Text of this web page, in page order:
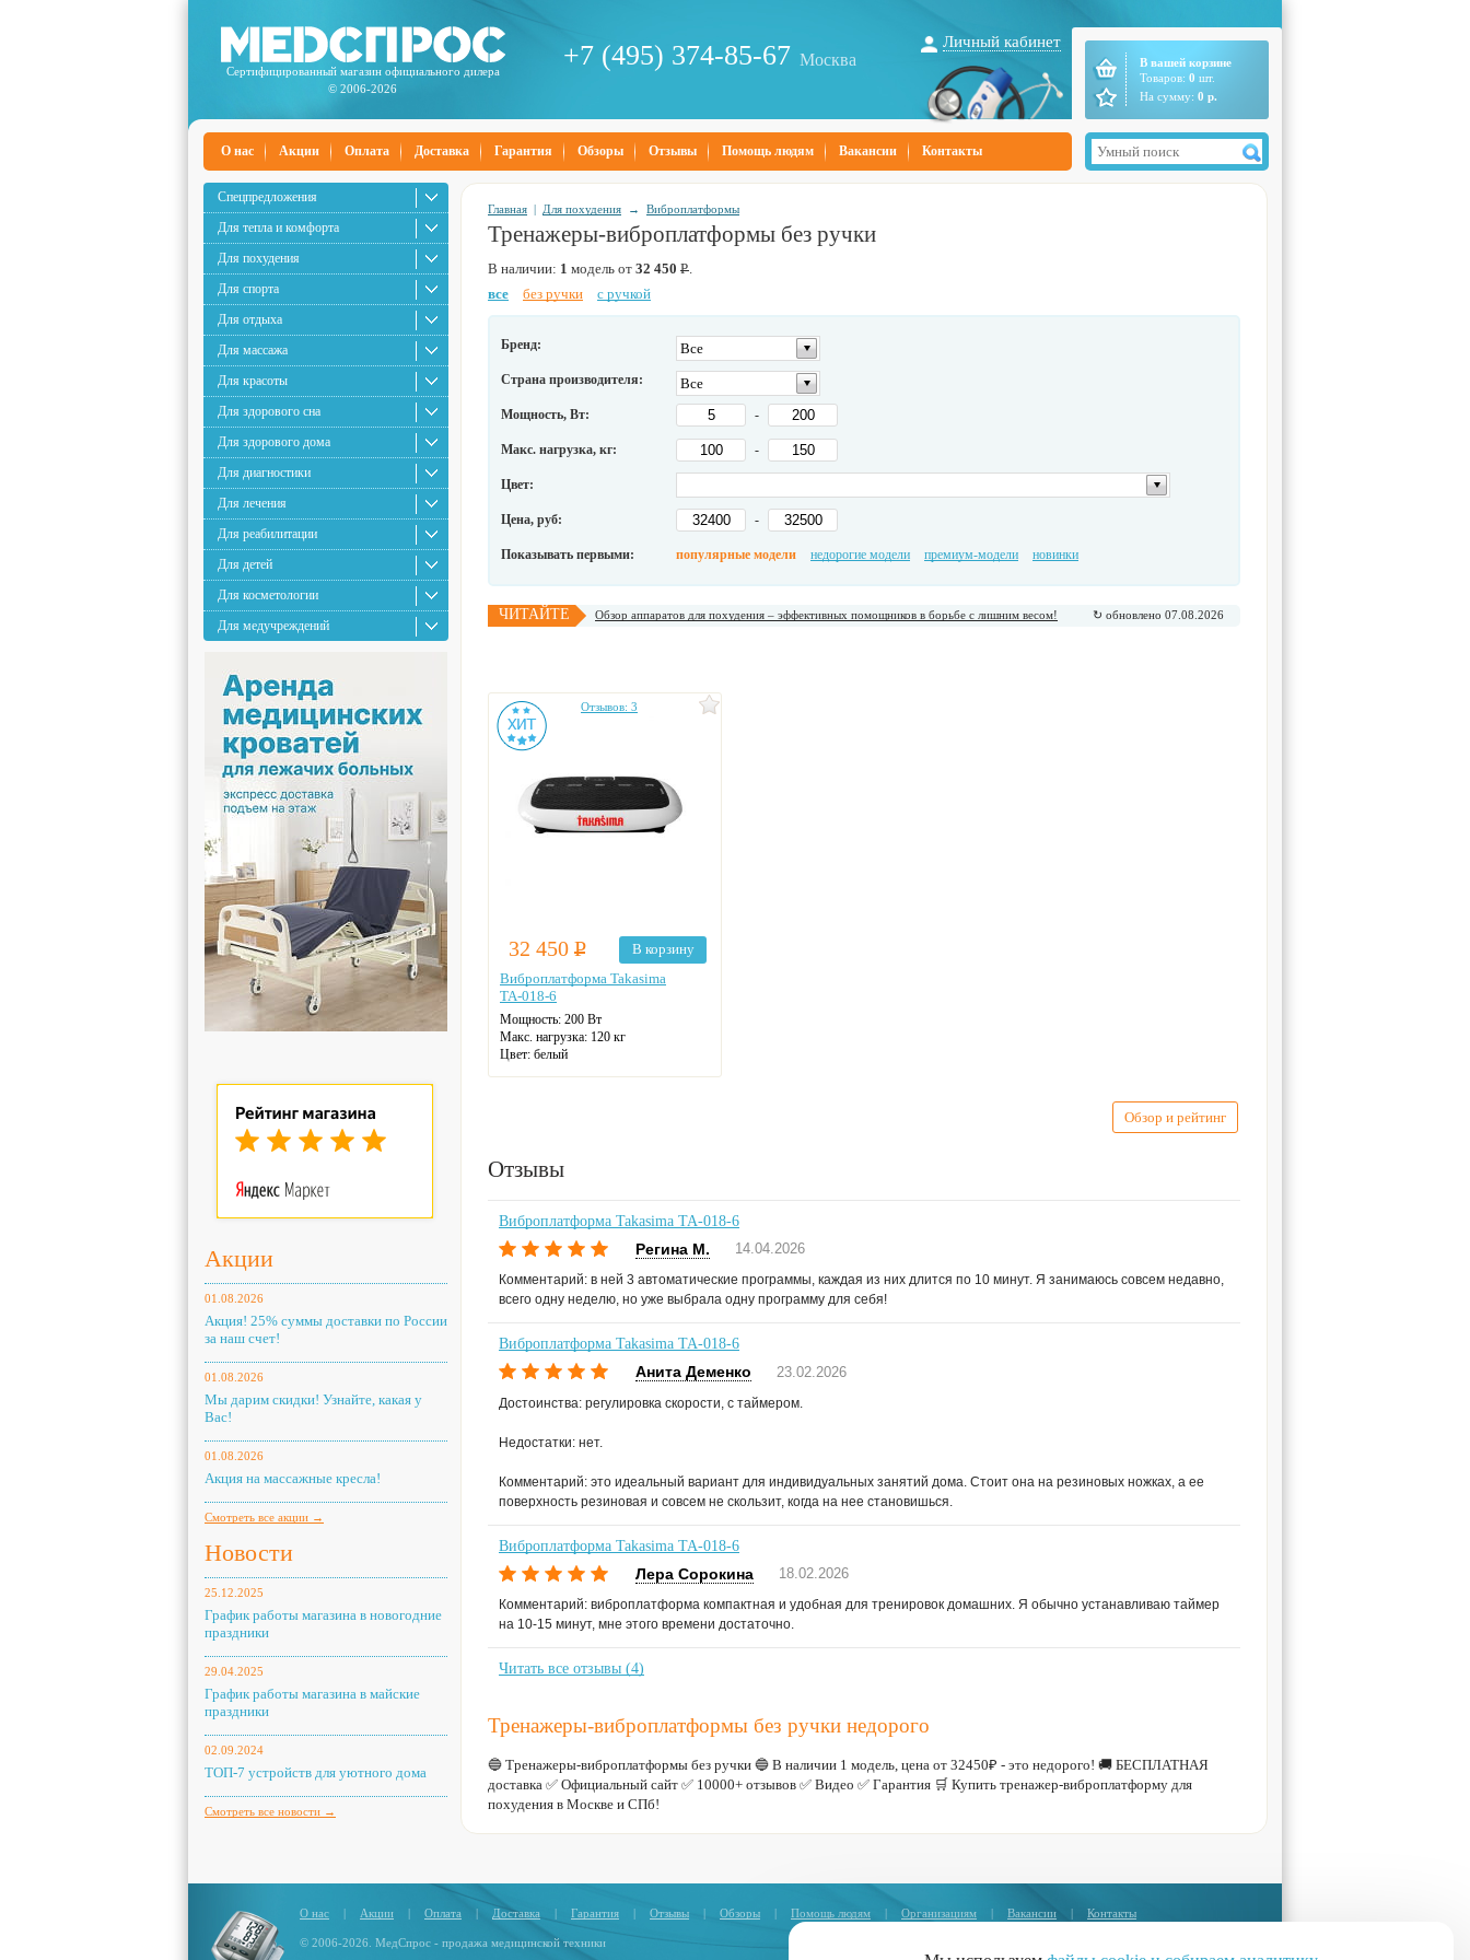
Сертифицированный магазин официального дилера
© 2006-2026
+7 (495) 374-85-67 Москва
Личный кабинет
В вашей корзине
Товаров: 0 шт.
На сумму: 0 р.
О нас Акции Оплата Доставка Гарантия Обзоры Отзывы Помощь людям Вакансии Контакты
Спецпредложения
Для тепла и комфорта
Для похудения
Для спорта
Для отдыха
Для массажа
Для красоты
Для здорового сна
Для здорового дома
Для диагностики
Для лечения
Для реабилитации
Для детей
Для косметологии
Для медучреждений
Акции
01.08.2026
Акция! 25% суммы доставки по России
за наш счет!
01.08.2026
Мы дарим скидки! Узнайте, какая у
Вас!
01.08.2026
Акция на массажные кресла!
Смотреть все акции →
Новости
25.12.2025
График работы магазина в новогодние
праздники
29.04.2025
График работы магазина в майские
праздники
02.09.2024
ТОП-7 устройств для уютного дома
Смотреть все новости →
Главная | Для похудения → Виброплатформы
Тренажеры-виброплатформы без ручки
В наличии: 1 модель от 32 450 Р.
все
без ручки с ручкой
Бренд: Все
Страна производителя: Все
Мощность, Вт: -
Макс. нагрузка, кг: -
Цвет:
Цена, руб: -
Показывать первыми: популярные модели недорогие модели премиум-модели новинки
ЧИТАЙТЕ Обзор аппаратов для похудения – эффективных помощников в борьбе с лишним весом! ↻ обновлено 07.08.2026
Отзывов: 3
32 450 Р
В корзину
Виброплатформа Takasima
ТА-018-6
Мощность: 200 Вт
Макс. нагрузка: 120 кг
Цвет: белый
Обзор и рейтинг
Отзывы
Виброплатформа Takasima ТА-018-6
Регина М. 14.04.2026
Комментарий: в ней 3 автоматические программы, каждая из них длится по 10 минут. Я занимаюсь совсем недавно,
всего одну неделю, но уже выбрала одну программу для себя!
Виброплатформа Takasima ТА-018-6
Анита Деменко 23.02.2026
Достоинства: регулировка скорости, с таймером.
Недостатки: нет.
Комментарий: это идеальный вариант для индивидуальных занятий дома. Стоит она на резиновых ножках, а ее
поверхность резиновая и совсем не скользит, когда на нее становишься.
Виброплатформа Takasima ТА-018-6
Лера Сорокина 18.02.2026
Комментарий: виброплатформа компактная и удобная для тренировок домашних. Я обычно устанавливаю таймер
на 10-15 минут, мне этого времени достаточно.
Читать все отзывы (4)
Тренажеры-виброплатформы без ручки недорого
🔵 Тренажеры-виброплатформы без ручки 🔵 В наличии 1 модель, цена от 32450₽ - это недорого! 🚚 БЕСПЛАТНАЯ
доставка ✅ Официальный сайт ✅ 10000+ отзывов ✅ Видео ✅ Гарантия 🛒 Купить тренажер-виброплатформу для
похудения в Москве и СПб!
О нас | Акции | Оплата | Доставка | Гарантия | Отзывы | Обзоры | Помощь людям | Организациям | Вакансии | Контакты
© 2006-2026. МедСпрос - продажа медицинской техники